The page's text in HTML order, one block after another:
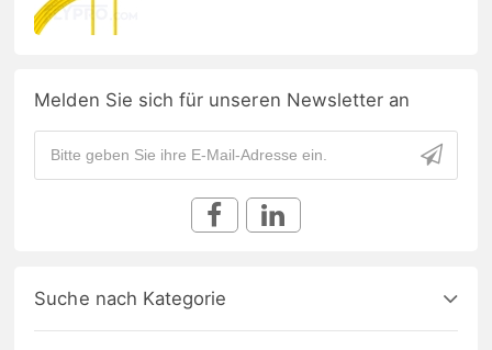
Melden Sie sich für unseren Newsletter an
Suche nach Kategorie